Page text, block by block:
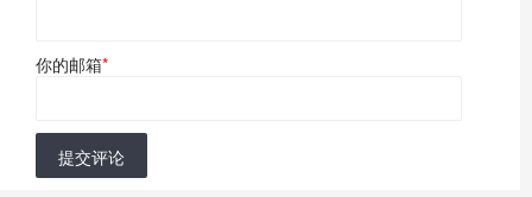
你的邮箱*
提交评论